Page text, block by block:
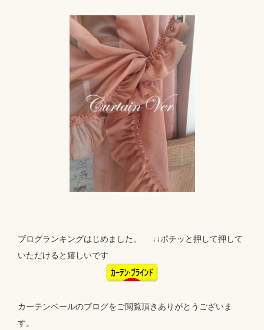
ブログランキングはじめました。 ↓↓ポチッと押して押して
いただけると嬉しいです
カーテンベールのブログをご閲覧頂きありがとうございま
す。